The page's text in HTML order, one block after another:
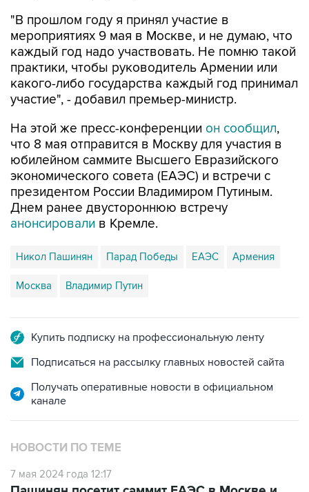
"В прошлом году я принял участие в
мероприятиях 9 мая в Москве, и не думаю, что
каждый год надо участвовать. Не помню такой
практики, чтобы руководитель Армении или
какого-либо государства каждый год принимал
участие", - добавил премьер-министр.
На этой же пресс-конференции он сообщил,
что 8 мая отправится в Москву для участия в
юбилейном саммите Высшего Евразийского
экономического совета (ЕАЭС) и встречи с
президентом России Владимиром Путиным.
Днем ранее двустороннюю встречу
анонсировали в Кремле.
Никол Пашинян Парад Победы ЕАЭС Армения
Москва Владимир Путин
Купить подписку на профессиональную ленту
Подписаться на рассылку главных новостей сайта
Получать оперативные новости в официальном
канале
НОВОСТИ ПО ТЕМЕ
7 мая 2024 года 12:17